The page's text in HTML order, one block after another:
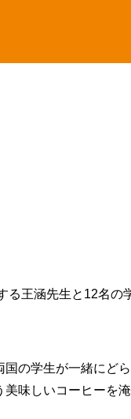
る王涵先生と 12名の
の学生が一緒にど
味しいコーヒーを